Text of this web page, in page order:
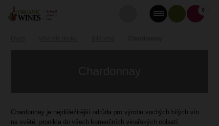
0
Chardonnay je nejdůležitější odrůda pro výrobu suchých bílých vín
na světě, pronikla do všech komerčních vinařských oblastí.